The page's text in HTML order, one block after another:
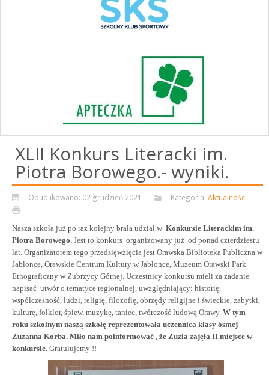
XLII Konkurs Literacki im.
Piotra Borowego.- wyniki.
Opublikowano: 02 grudzień 2021 Kategoria: Aktualności
Nasza szkoła już po raz kolejny brała udział w Konkursie Literackim im.
Piotra Borowego. Jest to konkurs organizowany już od ponad czterdziestu
lat. Organizatorem tego przedsięwzięcia jest Orawska Biblioteka Publiczna w
Jabłonce, Orawskie Centrum Kultury w Jabłonce, Muzeum Orawski Park
Etnograficzny w Zubrzycy Górnej. Uczestnicy konkursu mieli za zadanie
napisać utwór o tematyce regionalnej, uwzględniający: historię,
współczesność, ludzi, religię, filozofię, obrzędy religijne i świeckie, zabytki,
kulturę, folklor, śpiew, muzykę, taniec, twórczość ludową Orawy. W tym
roku szkolnym naszą szkołę reprezentowała uczennica klasy ósmej
Zuzanna Korba. Miło nam poinformować , że Zuzia zajęła II miejsce w
konkursie. Gratulujemy !!